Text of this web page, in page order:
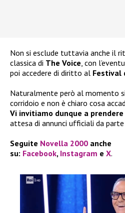
Non si esclude tuttavia anche il
classica di The Voice , con
poi accedere di diritto al Festival
Naturalmente però al momento
corridoio e non è chiaro cosa
Vi invitiamo dunque a
attesa di annunci ufficiali da
Seguite Novella 2000 anche
su: Facebook, Instagram e X.